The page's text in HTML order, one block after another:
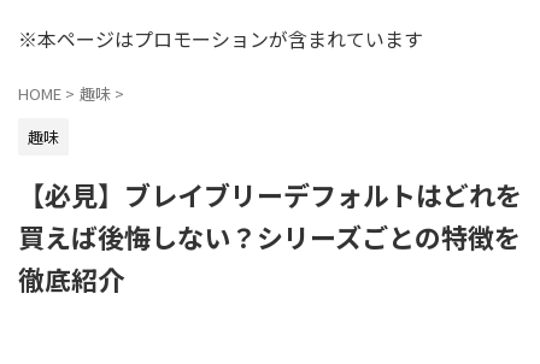
※本ページはプロモーションが含まれています
HOME > 趣味 >
趣味
【必見】ブレイブリーデフォルトはどれを
買えば後悔しない？シリーズごとの特徴を
徹底紹介